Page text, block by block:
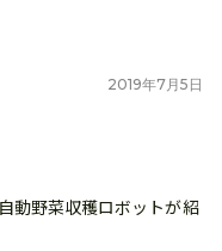
2019年7月5 日
動野菜収穫ロボットが紹